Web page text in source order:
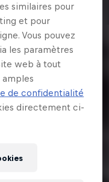
similaires pour
et pour
Vous pouvez
les paramètres
web à tout
amples
de confidentialité
directement ci-